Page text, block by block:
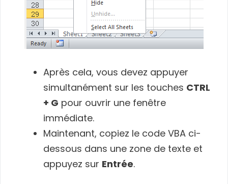
Après cela, vous devez appuyer
simultanément sur les touches CTRL
+ G pour ouvrir une fenêtre
immédiate.
Maintenant, copiez le code VBA ci-
dessous dans une zone de texte et
appuyez sur Entrée.